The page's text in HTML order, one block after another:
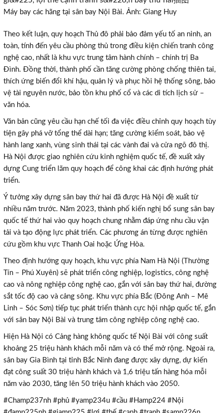
Máy bay các hãng tại sân bay Nội Bài. Ảnh: Giang Huy
Theo kết luận, quy hoạch Thủ đô phải bảo đảm yếu tố an ninh, an
toàn, tính đến yêu cầu phòng thủ trong điều kiện chiến tranh công
nghệ cao, nhất là khu vực trung tâm hành chính – chính trị Ba
Đình. Đồng thời, thành phố cần tăng cường phòng chống thiên tai,
thích ứng biến đổi khí hậu, quản lý và phục hồi hệ thống sông, bảo
vệ tài nguyên nước, bảo tồn khu phố cổ và các di tích lịch sử –
văn hóa.
Văn bản cũng yêu cầu hạn chế tối đa việc điều chỉnh quy hoạch tùy
tiện gây phá vỡ tổng thể dài hạn; tăng cường kiểm soát, bảo vệ
hành lang xanh, vùng sinh thái tại các vành đai và cửa ngõ đô thị.
Hà Nội được giao nghiên cứu kinh nghiệm quốc tế, đề xuất xây
dựng Cung triển lãm quy hoạch để công khai các định hướng phát
triển.
Ý tưởng xây dựng sân bay thứ hai đã được Hà Nội đề xuất từ
nhiều năm trước. Năm 2023, thành phố kiến nghị bổ sung sân bay
quốc tế thứ hai vào quy hoạch chung nhằm đáp ứng nhu cầu vận
tải và tạo động lực phát triển. Các phương án từng được nghiên
cứu gồm khu vực Thanh Oai hoặc Ứng Hòa.
Theo định hướng quy hoạch, khu vực phía Nam Hà Nội (Thường
Tín – Phú Xuyên) sẽ phát triển công nghiệp, logistics, công nghệ
cao và nông nghiệp công nghệ cao, gắn với sân bay thứ hai, đường
sắt tốc độ cao và cảng sông. Khu vực phía Bắc (Đông Anh – Mê
Linh – Sóc Sơn) tiếp tục phát triển thành cực hội nhập quốc tế, gắn
với sân bay Nội Bài và trung tâm công nghiệp công nghệ cao.
Hiện Hà Nội có Cảng hàng không quốc tế Nội Bài với công suất
khoảng 25 triệu hành khách mỗi năm và có thể mở rộng. Ngoài ra,
sân bay Gia Bình tại tỉnh Bắc Ninh đang được xây dựng, dự kiến
đạt công suất 30 triệu hành khách và 1,6 triệu tấn hàng hóa mỗi
năm vào 2030, tăng lên 50 triệu hành khách vào 2050.
#Champ237nh #phủ #yamp234u #cầu #Hamp224 #Nội